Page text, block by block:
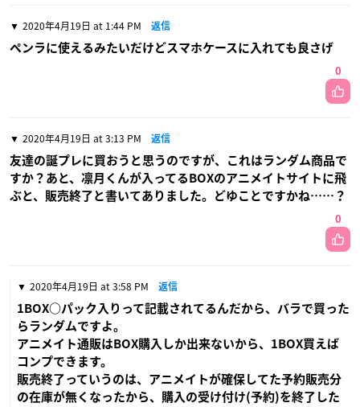
2020年4月19日 at 1:44 PM 返信
ペンラに使えるみたいだけどスマホケースに入れても良さげ
0
2020年4月19日 at 3:13 PM 返信
友達の誕プレに買おうと思うのですが、これはランダム商品で
すか？あと、凛月くんが入ってるBOXのアニメイトサイトに飛
ぶと、販売終了と書いてありました。どゆことですかね……？
0
2020年4月19日 at 3:58 PM 返信
1BOX○パック入りって記載されてるんだから、バラで買った
らランダムですよ。
アニメイト通販はBOX購入しか出来ないから、1BOX買えば
コンプできます。
販売終了っていうのは、アニメイトが確保してた予約販売分
の在庫が無くなったから、購入の受け付け(予約)を終了した